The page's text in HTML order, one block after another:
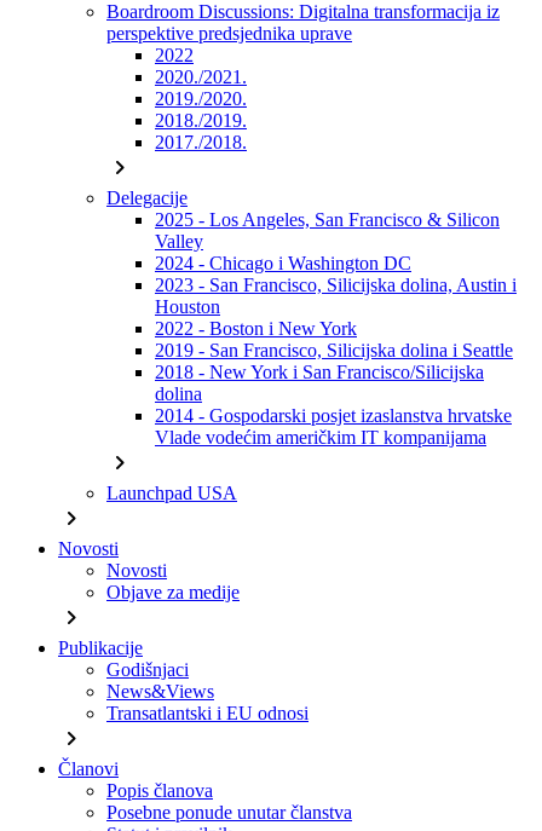
Boardroom Discussions: Digitalna transformacija iz
perspektive predsjednika uprave
2022
2020./2021.
2019./2020.
2018./2019.
2017./2018.
chevron_right
Delegacije
2025 - Los Angeles, San Francisco & Silicon
Valley
2024 - Chicago i Washington DC
2023 - San Francisco, Silicijska dolina, Austin i
Houston
2022 - Boston i New York
2019 - San Francisco, Silicijska dolina i Seattle
2018 - New York i San Francisco/Silicijska
dolina
2014 - Gospodarski posjet izaslanstva hrvatske
Vlade vodećim američkim IT kompanijama
chevron_right
Launchpad USA
chevron_right
Novosti
Novosti
Objave za medije
chevron_right
Publikacije
Godišnjaci
News&Views
Transatlantski i EU odnosi
chevron_right
Članovi
Popis članova
Posebne ponude unutar članstva